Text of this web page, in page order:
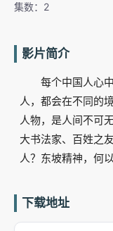
集数：2
影片简介
每个中国人心
人，都会在不同的
人物，是人间不可
大书法家、百姓之
人？东坡精神，何
下载地址